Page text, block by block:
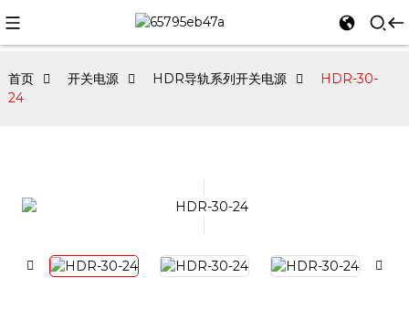
首页 开关电源 HDR导轨系列开关电源
HDR-30-
24